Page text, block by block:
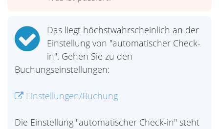
Das liegt höchstwahrscheinlich an der
Einstellung von "automatischer Check-
in". Gehen Sie zu den
Buchungseinstellungen:
Einstellungen/Buchung
Die Einstellung "automatischer Check-in" steht